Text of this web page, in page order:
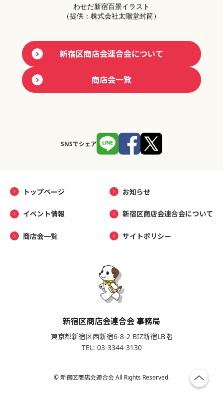
わせだ新宿百景イラスト
（提供：株式会社太陽堂封筒）
新宿区商店会連合会について
商店会一覧
SNSでシェア
トップページ お知らせ
イベント情報 新宿区商店会連合会について
商店会一覧 サイトポリシー
新宿区商店会連合会 事務局
東京都新宿区西新宿6-8-2 BIZ新宿LB階
TEL: 03-3344-3130
© 新宿区商店会連合会 All Rights Reserved.